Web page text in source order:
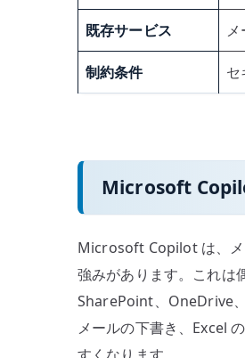
既存サービス
制約条件 セ
Microsoft
Microsoft Copilot は、
強みがあります。これ
SharePoint、OneDrive
メールの下書き、Excel